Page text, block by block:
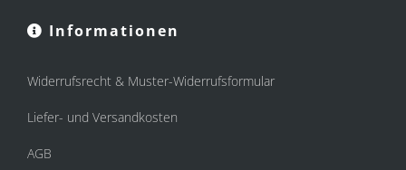
Informationen
Widerrufsrecht & Muster-Widerrufsformular
Liefer- und Versandkosten
AGB